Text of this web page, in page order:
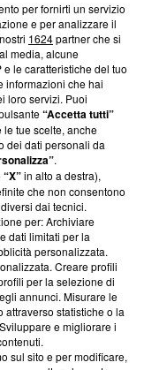
su Blasting
ci impegniamo a
aderenza a
News non è
di farne
una verifica di
Frasca, 3 - 6900
per fornirti un servizio
e per analizzare il
1624partner che si
media, alcune
le caratteristiche del tuo
informazioni che hai
loro servizi. Puoi
“Accetta tutti”
tue scelte, anche
dei dati personali da
.
“X”in alto a destra),
che non consentono
dai tecnici.
per: Archiviare
dati limitati per la
personalizzata.
Creare profili
per la selezione di
annunci. Misurare le
statistiche o la
e migliorare i
sul sito e per modificare,